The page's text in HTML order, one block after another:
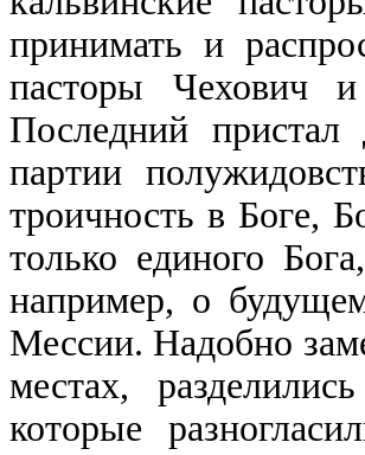
принимать и
пасторы Чехович
Последний
партии
троичность в Боге,
только единого
например, о
Мессии. Надобно
местах,
которые